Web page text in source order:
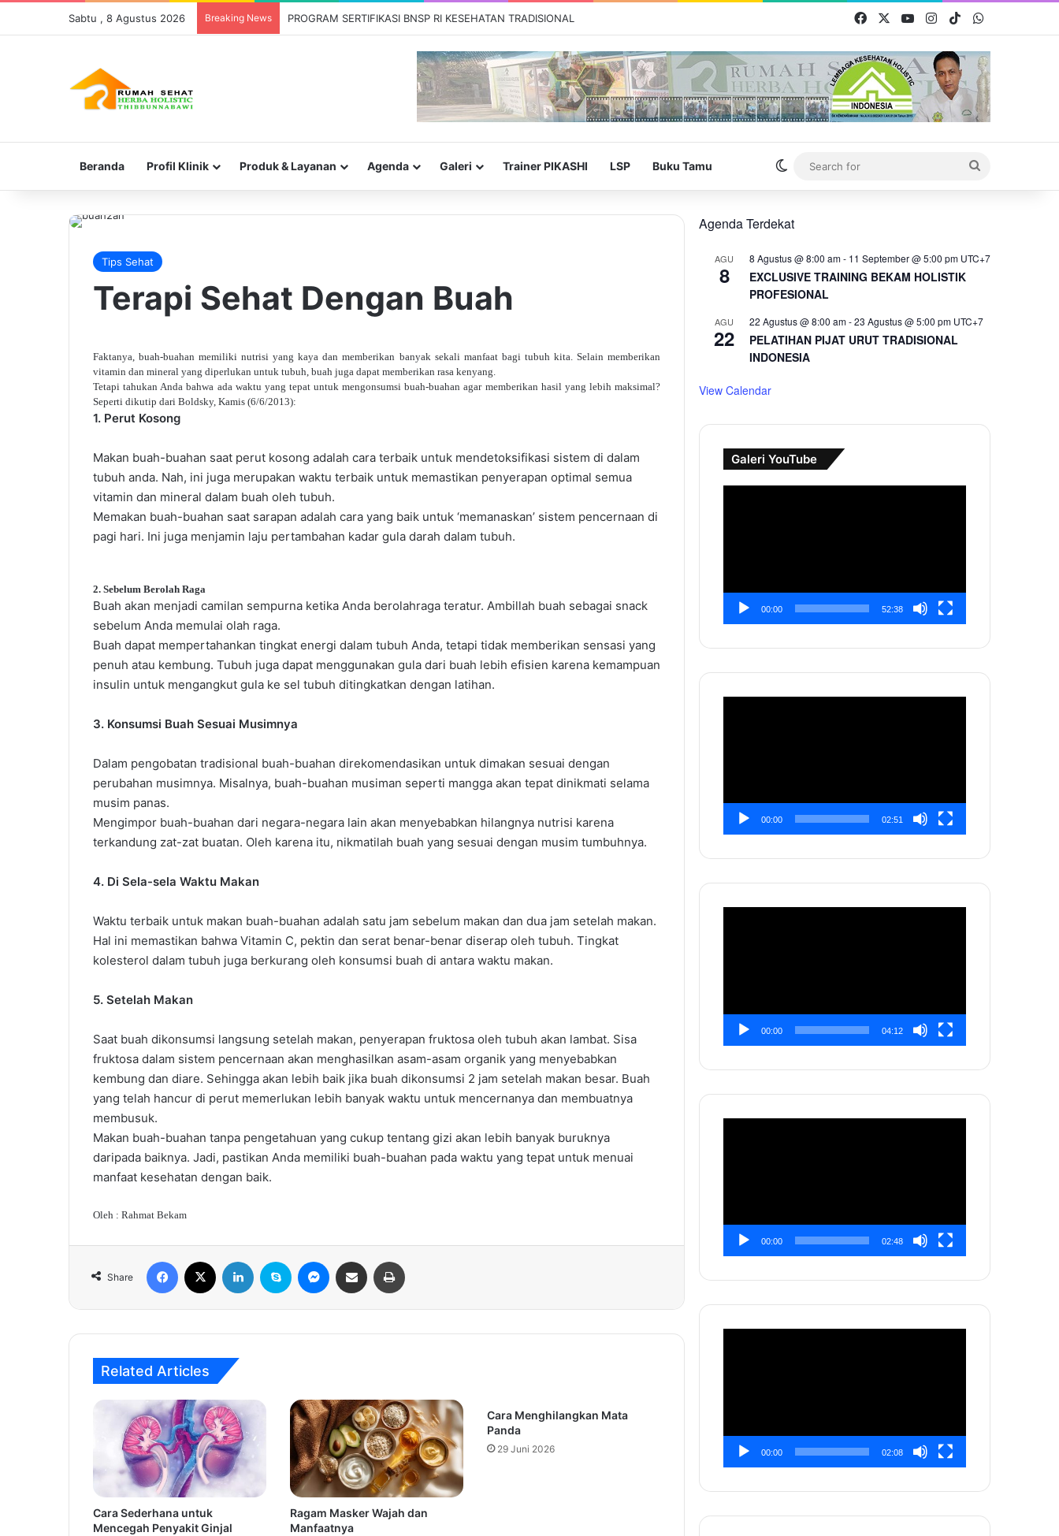
Sabtu , 8 Agustus 2026 Breaking News PELATIHAN PIJAT URUT TRADISIONAL INDONESIA FacebookYouTubeInstagram
TikTok
Beranda Profil Klinik Produk & Layanan Agenda Galeri Trainer PIKASHI LSP Buku Tamu Switch skin
for
Tips Sehat
Terapi Sehat Dengan Buah
Faktanya, buah-buahan memiliki nutrisi yang kaya dan memberikan banyak sekali manfaat bagi tubuh kita. Selain memberikan
vitamin dan mineral yang diperlukan untuk tubuh, buah juga dapat memberikan rasa kenyang.
Tetapi tahukan Anda bahwa ada waktu yang tepat untuk mengonsumsi buah-buahan agar memberikan hasil yang lebih maksimal?
Seperti dikutip dari Boldsky, Kamis (6/6/2013):
1. Perut Kosong
Makan buah-buahan saat perut kosong adalah cara terbaik untuk mendetoksifikasi sistem di dalam
tubuh anda. Nah, ini juga merupakan waktu terbaik untuk memastikan penyerapan optimal semua
vitamin dan mineral dalam buah oleh tubuh.
Memakan buah-buahan saat sarapan adalah cara yang baik untuk ‘memanaskan’ sistem pencernaan di
pagi hari. Ini juga menjamin laju pertambahan kadar gula darah dalam tubuh.
2. Sebelum Berolah Raga
Buah akan menjadi camilan sempurna ketika Anda berolahraga teratur. Ambillah buah sebagai snack
sebelum Anda memulai olah raga.
Buah dapat mempertahankan tingkat energi dalam tubuh Anda, tetapi tidak memberikan sensasi yang
penuh atau kembung. Tubuh juga dapat menggunakan gula dari buah lebih efisien karena kemampuan
insulin untuk mengangkut gula ke sel tubuh ditingkatkan dengan latihan.
3. Konsumsi Buah Sesuai Musimnya
Dalam pengobatan tradisional buah-buahan direkomendasikan untuk dimakan sesuai dengan
perubahan musimnya. Misalnya, buah-buahan musiman seperti mangga akan tepat dinikmati selama
musim panas.
Mengimpor buah-buahan dari negara-negara lain akan menyebabkan hilangnya nutrisi karena
terkandung zat-zat buatan. Oleh karena itu, nikmatilah buah yang sesuai dengan musim tumbuhnya.
4. Di Sela-sela Waktu Makan
Waktu terbaik untuk makan buah-buahan adalah satu jam sebelum makan dan dua jam setelah makan.
Hal ini memastikan bahwa Vitamin C, pektin dan serat benar-benar diserap oleh tubuh. Tingkat
kolesterol dalam tubuh juga berkurang oleh konsumsi buah di antara waktu makan.
5. Setelah Makan
Saat buah dikonsumsi langsung setelah makan, penyerapan fruktosa oleh tubuh akan lambat. Sisa
fruktosa dalam sistem pencernaan akan menghasilkan asam-asam organik yang menyebabkan
kembung dan diare. Sehingga akan lebih baik jika buah dikonsumsi 2 jam setelah makan besar. Buah
yang telah hancur di perut memerlukan lebih banyak waktu untuk mencernanya dan membuatnya
membusuk.
Makan buah-buahan tanpa pengetahuan yang cukup tentang gizi akan lebih banyak buruknya
daripada baiknya. Jadi, pastikan Anda memiliki buah-buahan pada waktu yang tepat untuk menuai
manfaat kesehatan dengan baik.
Oleh : Rahmat Bekam
Share
Facebook LinkedIn Skype Messenger
Share via Email
Related Articles
Cara Sederhana untuk
Mencegah Penyakit Ginjal
Ragam Masker Wajah dan
Manfaatnya
Cara Menghilangkan Mata
Panda
29 Juni 2026
Agenda Terdekat
AGU
8
8 Agustus @ 8:00 am- 11 September @ 5:00 pm UTC+7
EXCLUSIVE TRAINING BEKAM HOLISTIK
PROFESIONAL
AGU
22
22 Agustus @ 8:00 am-23 Agustus @ 5:00 pm UTC+7
PELATIHAN PIJAT URUT TRADISIONAL
INDONESIA
View Calendar
Galeri YouTube
00:00 52:38
00:00 02:51
00:00 04:12
00:00 02:48
00:00 02:08